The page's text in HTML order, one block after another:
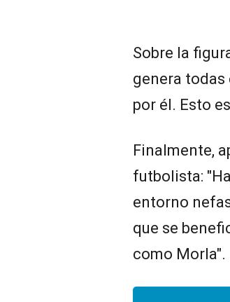
Sobre la
genera todas
por él. Esto
Finalmente,
futbolista:
entorno
que se
como Morla".